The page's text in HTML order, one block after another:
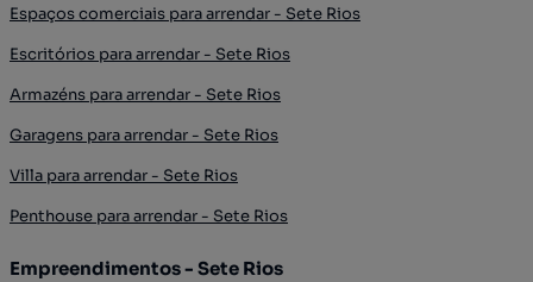
Espaços comerciais para arrendar - Sete Rios
Escritórios para arrendar - Sete Rios
Armazéns para arrendar - Sete Rios
Garagens para arrendar - Sete Rios
Villa para arrendar - Sete Rios
Penthouse para arrendar - Sete Rios
Empreendimentos - Sete Rios